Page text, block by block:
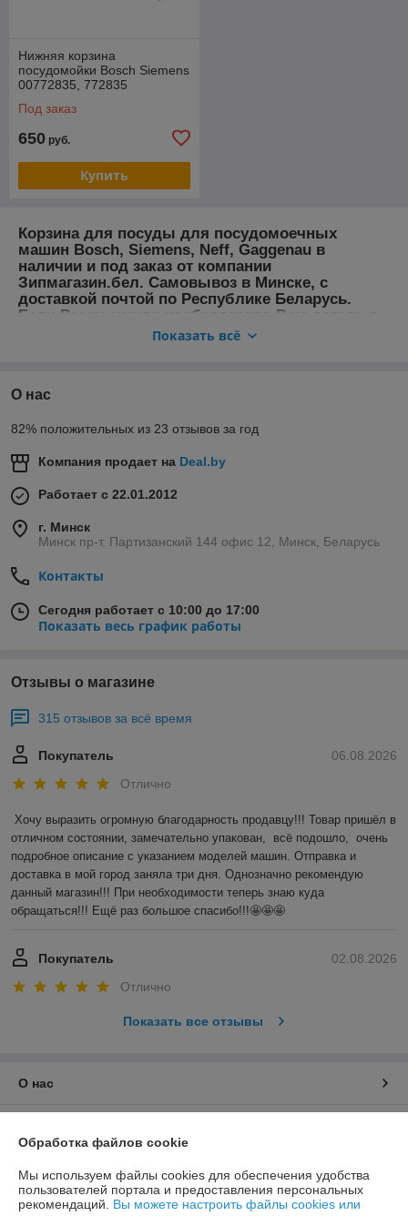
Нижняя корзина
посудомойки Bosch Siemens
00772835, 772835
Под заказ
650 руб.
Купить
Корзина для посуды для посудомоечных
машин Bosch, Siemens, Neff, Gaggenau в
наличии и под заказ от компании
Зипмагазин.бел. Самовывоз в Минске, с
доставкой почтой по Республике Беларусь.
Если Вы не нашли необходимую Вам деталь в
каталоге нашего магазина отправьте запрос в
Bosch, Siemens, Neff, Gaggenau купить в Минске, с доставкой
Бел.
Наши магазины:
Минск: ул.Плеханова 5
(вход с торца здания), 300 метров
от ст.метро Партизанская, телефон для справок: +375-29-10-
33-224 (многоканальный)
около Центрального рынка и тц Секрет, телефон для
справок:+375-33-389-29-03
Показать всё
О нас
82% положительных из 23 отзывов за год
Компания продает на Deal.by
Работает с 22.01.2012
г. Минск
Минск пр-т. Партизанский 144 офис 12, Минск, Беларусь
Контакты
Сегодня работает с 10:00 до 17:00
Показать весь график работы
Отзывы о магазине
315 отзывов за всё время
06.08.2026
Покупатель
Отлично
Хочу выразить огромную благодарность продавцу!!! Товар пришёл в
отличном состоянии, замечательно упакован,  всё подошло,  очень
подробное описание с указанием моделей машин. Отправка и
доставка в мой город заняла три дня. Однозначно рекомендую
данный магазин!!! При необходимости теперь знаю куда
обращаться!!! Ещё раз большое спасибо!!!🤩🤩🤩
02.08.2026
Покупатель
Отлично
Показать все отзывы
О нас
Доставка и оплата
График работы
Обработка файлов cookie
Мы используем файлы cookies для обеспечения удобства
пользователей портала и предоставления персональных
рекомендаций. Вы можете настроить файлы cookies или